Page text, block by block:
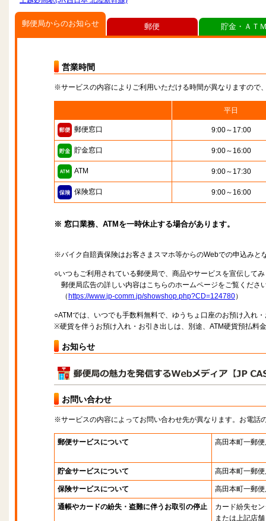
郵便局からのお知らせ
営業時間
※サービスの内容によりご利用いただける時間が異なりますので
平日
郵便窓口 9:00～17:00
貯金窓口 9:00～16:00
ATM 9:00～17:30
保険窓口 9:00～16:00
※ 窓口業務、ATMを一時休止する場合があります。
※バイク自賠責保険はお客さまスマホ等からのWebでの申込みと
○いつもご利用されている郵便局で、商品やサービスを宣伝して
郵便局広告の詳しい内容はこちらのホームページをご覧くださ
（ https://www.jp-comm.jp/showshop.php?CD=124780）
○ATMでは、いつでも手数料無料で、ゆうちょ口座のお預け入れ
※硬貨を伴うお預け入れ・お引き出しは、別途、ATM硬貨預払料
お知らせ
お問い合わせ
※サービスの内容によってお問い合わせ先が異なります。お電話
郵便サービスについて 高田本町一郵
貯金サービスについて 高田本町一郵
保険サービスについて 高田本町一郵
通帳やカードの紛失・盗難に伴うお取引の停止
カード紛失セ
または上記店舗
郵便 貯金・ＡＴ